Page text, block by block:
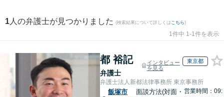
1 人の弁護士が見つかりました (検索結果について詳しくは こちら)
1件中 1-1件を表示
都 裕記
弁護士
インタビュー
を見る
東京都
弁護士法人新都法律事務所 東京事務所
飯塚市
面談方法(対面・ 営業時間：09: